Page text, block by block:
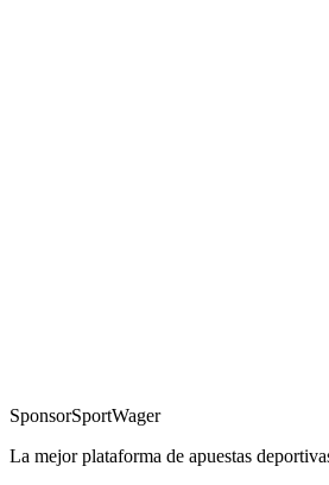
SponsorSportWager
La mejor plataforma de apuestas